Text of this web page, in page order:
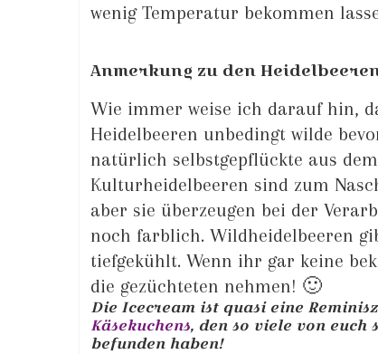
wenig Temperatur bekommen
Anmerkung zu den
Wie immer weise ich darauf hin,
Heidelbeeren unbedingt wilde
natürlich selbstgepflückte aus
Kulturheidelbeeren sind zum
aber sie überzeugen bei der
noch farblich. Wildheidelbeeren
tiefgekühlt. Wenn ihr gar keine
die gezüchteten nehmen! 🙂
Die Icecream ist quasi eine
Käsekuchens, den so viele von euch
befunden haben!